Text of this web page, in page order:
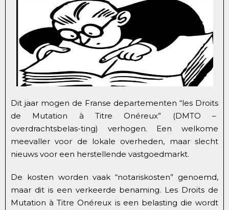
Dit jaar mogen de Franse departementen “les Droits
de Mutation à Titre Onéreux” (DMTO –
overdrachtsbelas-ting) verhogen. Een welkome
meevaller voor de lokale overheden, maar slecht
nieuws voor een herstellende vastgoedmarkt.
De kosten worden vaak “notariskosten” genoemd,
maar dit is een verkeerde benaming. Les Droits de
Mutation à Titre Onéreux is een belasting die wordt